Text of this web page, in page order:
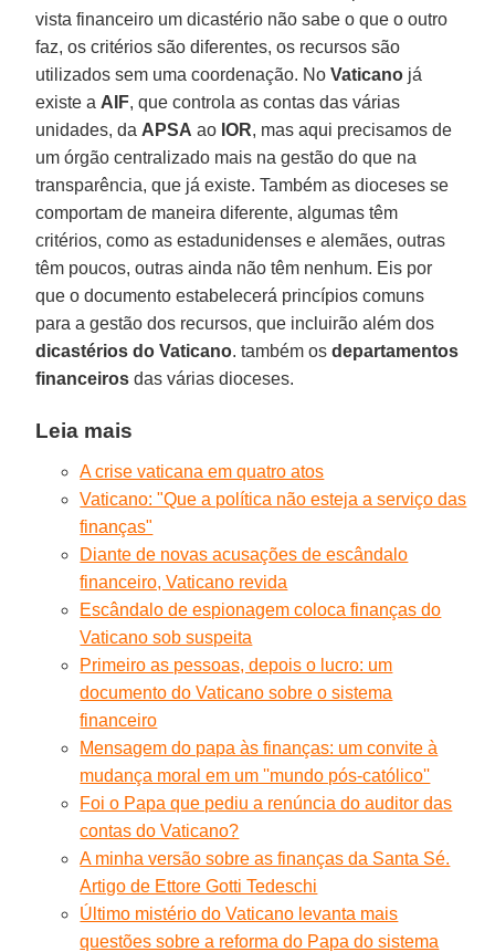
vista financeiro um dicastério não sabe o que o outro
faz, os critérios são diferentes, os recursos são
utilizados sem uma coordenação. NoVaticano já
existe a AIF, que controla as contas das várias
unidades, da APSA ao IOR, mas aqui precisamos de
um órgão centralizado mais na gestão do que na
transparência, que já existe. Também as dioceses se
comportam de maneira diferente, algumas têm
critérios, como as estadunidenses e alemães, outras
têm poucos, outras ainda não têm nenhum. Eis por
que o documento estabelecerá princípios comuns
para a gestão dos recursos, que incluirão além dos
dicastérios do Vaticano. também osdepartamentos
financeiros das várias dioceses.
Leia mais
A crise vaticana em quatro atos
Vaticano: "Que a política não esteja a serviço das
finanças"
Diante de novas acusações de escândalo
financeiro, Vaticano revida
Escândalo de espionagem coloca finanças do
Vaticano sob suspeita
Primeiro as pessoas, depois o lucro: um
documento do Vaticano sobre o sistema
financeiro
Mensagem do papa às finanças: um convite à
mudança moral em um ''mundo pós-católico''
Foi o Papa que pediu a renúncia do auditor das
contas do Vaticano?
A minha versão sobre as finanças da Santa Sé.
Artigo de Ettore Gotti Tedeschi
Último mistério do Vaticano levanta mais
questões sobre a reforma do Papa do sistema